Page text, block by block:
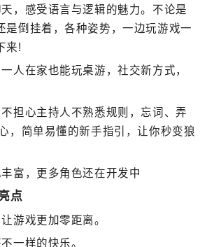
，感受语言与逻辑的魅力。不论是
是倒挂着，各种姿势，一边玩游戏一
来!
人在家也能玩桌游，社交新方式，
担心主持人不熟悉规则，忘词、弄
，简单易懂的新手指引，让你秒变狼
富，更多角色还在开发中
点
游戏更加零距离。
一样的快乐。